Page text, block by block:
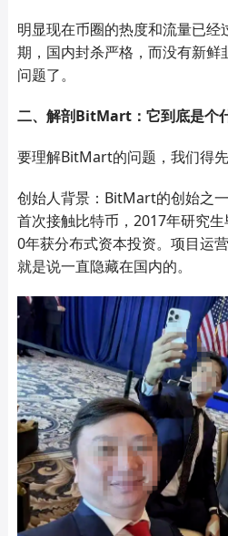
明显现在币圈的热度和流量已经
期，国内封杀严格，而没有新鲜
问题了。
二、解剖BitMart：它到底是个
要理解BitMart的问题，我们得先
创始人背景：BitMart的创始之一
首次接触比特币，2017年研究
0年获分布式资本投资。项目运
就是说一直隐藏在国内的。